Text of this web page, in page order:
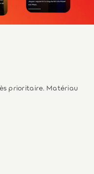
prioritaire. Matériau